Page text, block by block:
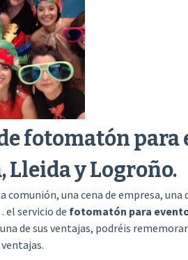
fotomatón para
Lleida y Logroño.
comunión, una cena de empresa,
servicio de fotomatón para
de sus ventajas, podréis